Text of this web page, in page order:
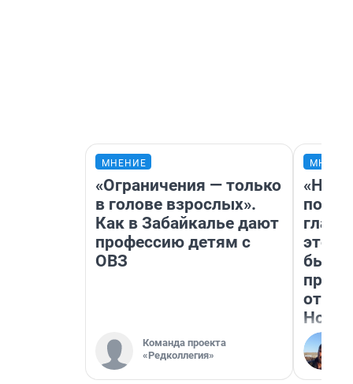
МНЕНИЕ
«Ограничения — только
в голове взрослых».
Как в Забайкалье дают
профессию детям с
ОВЗ
Команда проекта
«Редколлегия»
этого
бьет